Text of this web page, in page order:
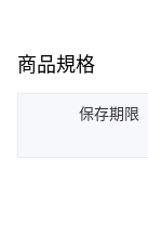
商品規格
保存期限